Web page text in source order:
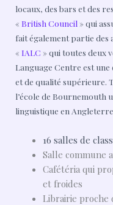
locaux, des bars et des
« British Council » qui
fait également partie des
« IALC » qui toutes deux
Language Centre est
et de qualité supérieure.
l’école de
linguistique en
16 salles de
Salle commune
Cafétéria qui
et froides
Librairie proche